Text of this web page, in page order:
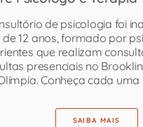
de psicologia foi
de 12 anos, formado por
que realizam
presenciais no
Conheça cada uma
SAIBA MAIS